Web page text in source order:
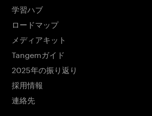
学習ハブ
ロードマップ
メディアキット
Tangemガイド
2025年の振り返り
採用情報
連絡先